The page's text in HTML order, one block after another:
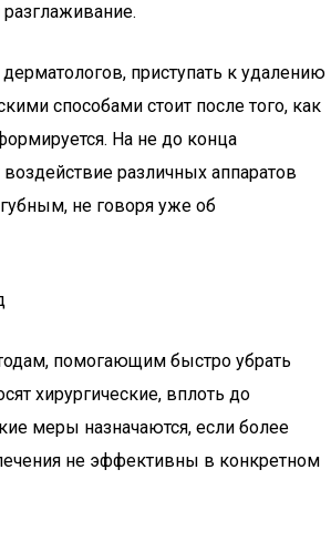
приступать к удалению
способами стоит после того, как
На не до конца
различных аппаратов
не говоря уже об
помогающим быстро убрать
хирургические, вплоть до
меры назначаются, если более
не эффективны в конкретном